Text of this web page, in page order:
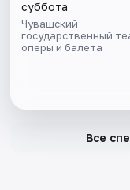
суббота
Чувашский
государственный
оперы и балета
Все